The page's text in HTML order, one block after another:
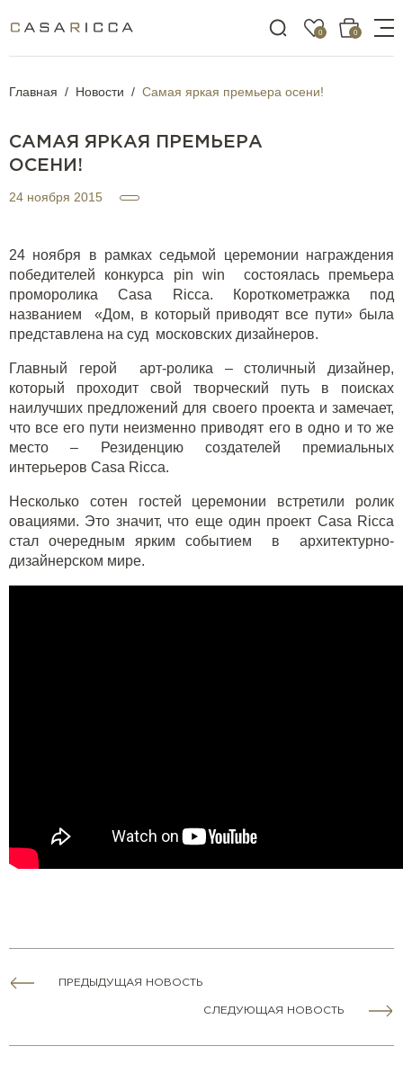
0 0
Главная Новости Самая яркая премьера осени!
САМАЯ ЯРКАЯ ПРЕМЬЕРА
ОСЕНИ!
24 ноября 2015
24 ноября в рамках седьмой церемонии награждения
победителей конкурса pin win состоялась премьера
проморолика Casa Ricca. Короткометражка под
названием «Дом, в который приводят все пути» была
представлена на суд московских дизайнеров.
Главный герой арт-ролика – столичный дизайнер,
который проходит свой творческий путь в поисках
наилучших предложений для своего проекта и замечает,
что все его пути неизменно приводят его в одно и то же
место – Резиденцию создателей премиальных
интерьеров Casa Ricca.
Несколько сотен гостей церемонии встретили ролик
овациями. Это значит, что еще один проект Casa Ricca
стал очередным ярким событием в архитектурно-
дизайнерском мире.
ПРЕДЫДУЩАЯ НОВОСТЬ
СЛЕДУЮЩАЯ НОВОСТЬ